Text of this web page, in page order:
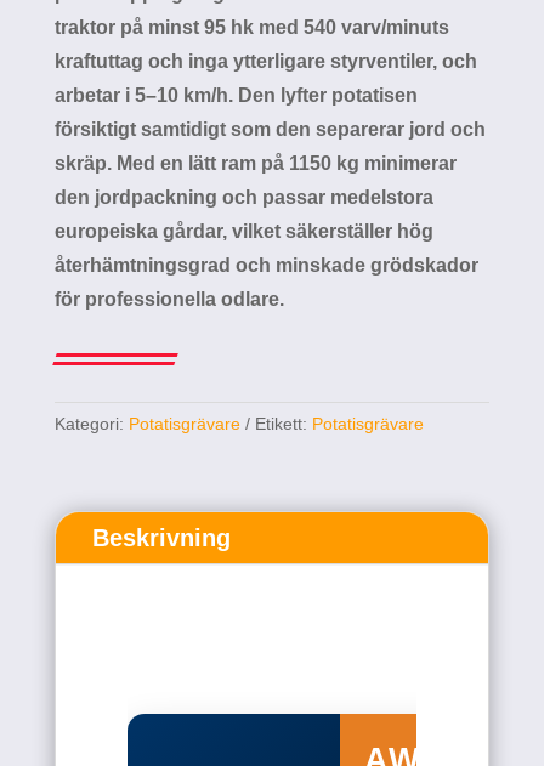
och skräp. Med en lätt ram på 1150 kg
minimerar den jordpackning och passar
medelstora europeiska gårdar, vilket
säkerställer hög återhämtningsgrad och
minskade grödskador för professionella
odlare.
Kategori:Potatisgrävare Etikett:
Beskrivning
DATA
AAR 2
RADER